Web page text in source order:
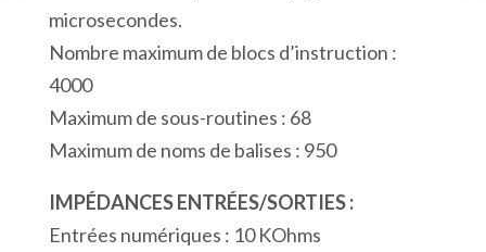
3
Entrées
microsecondes.
Nombre maximum de blocs d’instruction :
4000
Maximum de sous-routines : 68
Maximum de noms de balises : 950
IMPÉDANCES ENTRÉES/SORTIES :
Entrées numériques : 10 KOhms